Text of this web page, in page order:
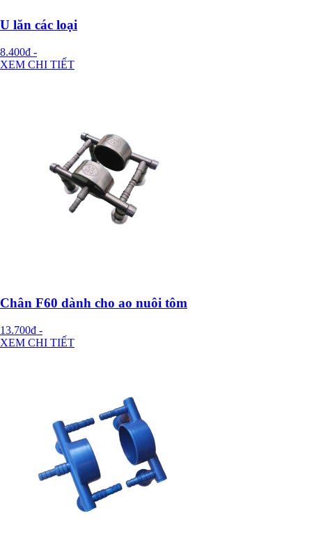
U lăn các loại
8.400đ -
XEM CHI TIẾT
Chân F60 dành cho ao nuôi tôm
13.700đ -
XEM CHI TIẾT